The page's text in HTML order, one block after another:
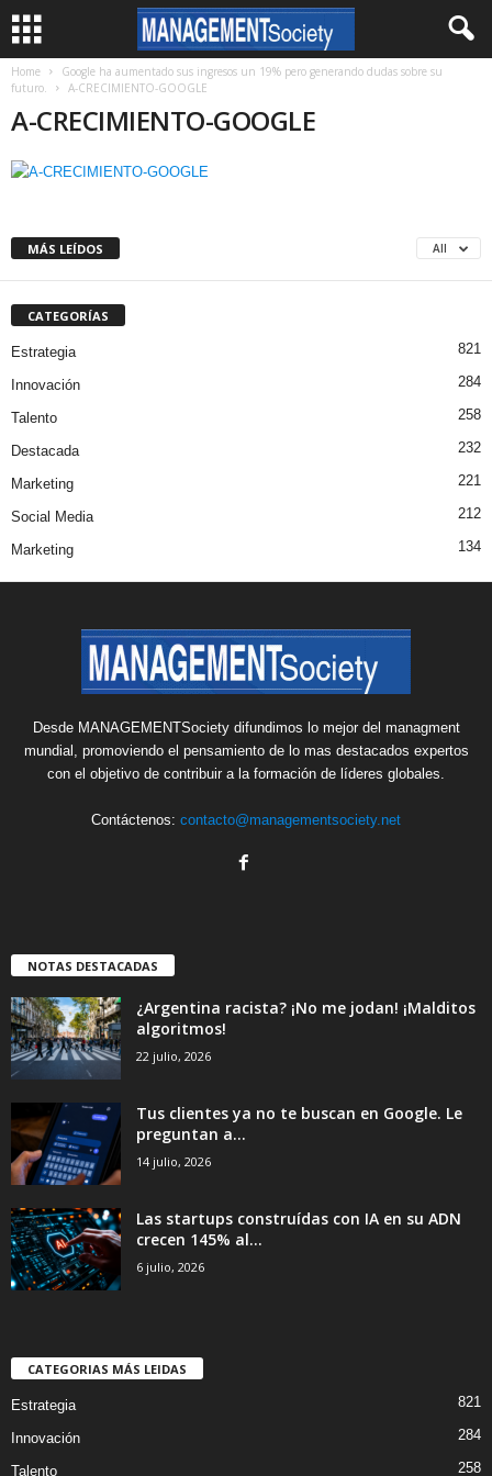
Home
Google ha aumentado sus ingresos un 19% pero generando dudas sobre su
futuro.
A-CRECIMIENTO-GOOGLE
A-CRECIMIENTO-GOOGLE
MÁS LEÍDOS All
CATEGORÍAS
Estrategia 821
Innovación 284
Talento 258
Destacada 232
Marketing 221
Social Media 212
Marketing 134
Desde MANAGEMENTSociety difundimos lo mejor del managment
mundial, promoviendo el pensamiento de lo mas destacados expertos
con el objetivo de contribuir a la formación de líderes globales.
Contáctenos: contacto@managementsociety.net
NOTAS DESTACADAS
¿Argentina racista? ¡No me jodan! ¡Malditos
algoritmos!
22 julio, 2026
Tus clientes ya no te buscan en Google. Le
preguntan a...
14 julio, 2026
Las startups construídas con IA en su ADN
crecen 145% al...
6 julio, 2026
CATEGORIAS MÁS LEIDAS
Estrategia 821
Innovación 284
Talento 258